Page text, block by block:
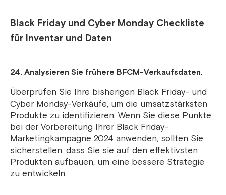
Black Friday und Cyber ​​Monday Checkliste
für Inventar und Daten
24. Analysieren Sie frühere BFCM-Verkaufsdaten.
Überprüfen Sie Ihre bisherigen Black Friday- und
Cyber ​​Monday-Verkäufe, um die umsatzstärksten
Produkte zu identifizieren. Wenn Sie diese Punkte
bei der Vorbereitung Ihrer Black Friday-
Marketingkampagne 2024 anwenden, sollten Sie
sicherstellen, dass Sie sie auf den effektivsten
Produkten aufbauen, um eine bessere Strategie
zu entwickeln.